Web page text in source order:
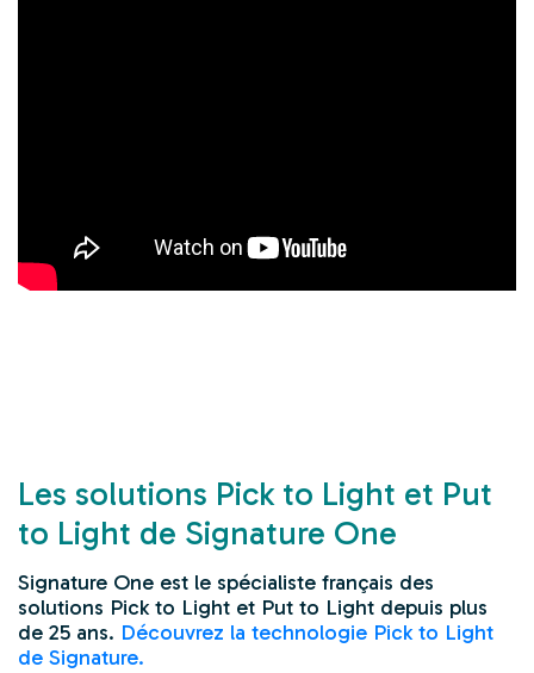
Les solutions Pick to Light et Put
to Light de Signature One
Signature One est le spécialiste français des
solutions Pick to Light et Put to Light depuis plus
de 25 ans. Découvrez la technologie Pick to Light
de Signature.